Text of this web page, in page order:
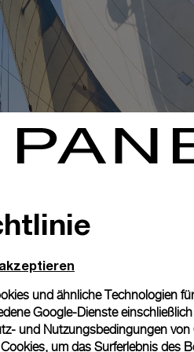
Panerai eine der 50 Panerai
kryptografischen
Dem Käufer offenbart
NFT-Künstler exklusiv für
und ähnliche Technologien
Google-Dienste
und Nutzungsbedingungen von
um das Surferlebnis des